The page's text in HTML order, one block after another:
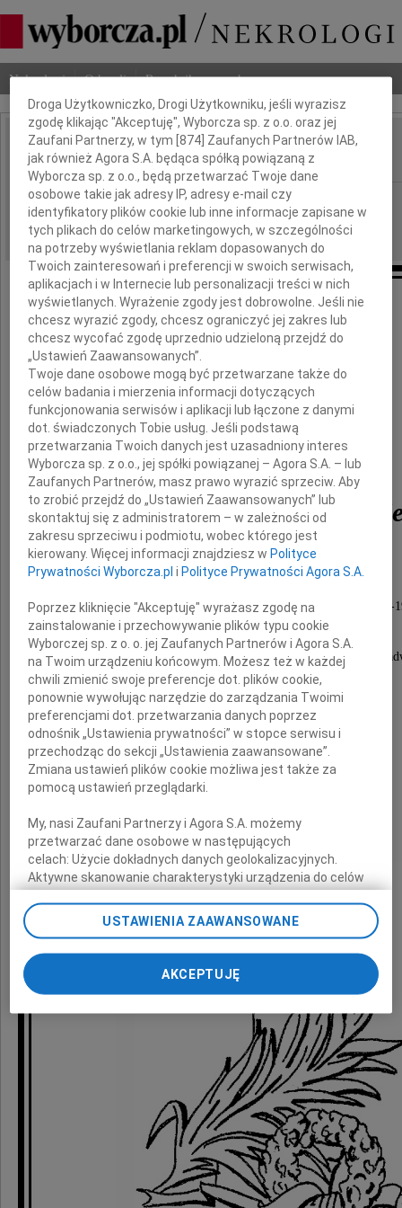
Nekrologi Odeszli Poradnik pogrzebowy
IMIĘ I NAZWISKO: Andrzej Marcinkowski
REGION: cała Polska
DATA EMISJI: 19.03.2010
Z głębokim żalem i smutkiem żegnamy
adwokata
Andrzeja
działacza samorządu adwokackiego,
sekretarza stanu w Kancelarii Prezydenta RP (1995-
wiceministra sprawiedliwości (1991-1994),
wspaniałego Człowieka i wychowawcę wielu pokoleń
Dziekan i Okręgowa Rada Adwokacka
Dbamy o Twoją prywatność
Droga Użytkowniczko, Drogi Użytkowniku, jeśli wyrazisz
zgodę klikając "Akceptuję", Wyborcza sp. z o.o. oraz jej
Zaufani Partnerzy, w tym [874] Zaufanych Partnerów IAB,
jak również Agora S.A. będąca spółką powiązaną z
Wyborcza sp. z o.o., będą przetwarzać Twoje dane
osobowe takie jak adresy IP, adresy e-mail czy
identyfikatory plików cookie lub inne informacje zapisane w
tych plikach do celów marketingowych, w szczególności
na potrzeby wyświetlania reklam dopasowanych do
Twoich zainteresowań i preferencji w swoich serwisach,
aplikacjach i w Internecie lub personalizacji treści w nich
wyświetlanych. Wyrażenie zgody jest dobrowolne. Jeśli nie
chcesz wyrazić zgody, chcesz ograniczyć jej zakres lub
chcesz wycofać zgodę uprzednio udzieloną przejdź do
„Ustawień Zaawansowanych”.
Twoje dane osobowe mogą być przetwarzane także do
celów badania i mierzenia informacji dotyczących
funkcjonowania serwisów i aplikacji lub łączone z danymi
dot. świadczonych Tobie usług. Jeśli podstawą
przetwarzania Twoich danych jest uzasadniony interes
Wyborcza sp. z o.o., jej spółki powiązanej – Agora S.A. – lub
Zaufanych Partnerów, masz prawo wyrazić sprzeciw. Aby
to zrobić przejdź do „Ustawień Zaawansowanych” lub
skontaktuj się z administratorem – w zależności od
zakresu sprzeciwu i podmiotu, wobec którego jest
kierowany. Więcej informacji znajdziesz wPolityce
Prywatności Wyborcza.pl iPolityce Prywatności Agora S.A.
Poprzez kliknięcie "Akceptuję" wyrażasz zgodę na
zainstalowanie i przechowywanie plików typu cookie
Wyborczej sp. z o. o. jej Zaufanych Partnerów i Agora S.A.
na Twoim urządzeniu końcowym. Możesz też w każdej
chwili zmienić swoje preferencje dot. plików cookie,
ponownie wywołując narzędzie do zarządzania Twoimi
preferencjami dot. przetwarzania danych poprzez
odnośnik „Ustawienia prywatności” w stopce serwisu i
przechodząc do sekcji „Ustawienia zaawansowane”.
Zmiana ustawień plików cookie możliwa jest także za
pomocą ustawień przeglądarki.
My, nasi Zaufani Partnerzy i Agora S.A. możemy
przetwarzać dane osobowe w następujących
celach:Użycie dokładnych danych geolokalizacyjnych.
Aktywne skanowanie charakterystyki urządzenia do celów
identyfikacji. Przechowywanie informacji na urządzeniu lub
dostęp do nich. Spersonalizowane reklamy i treści, pomiar
reklam i treści, badnie odbiorców i ulepszanie usług.
USTAWIENIA ZAAWANSOWANE
AKCEPTUJĘ